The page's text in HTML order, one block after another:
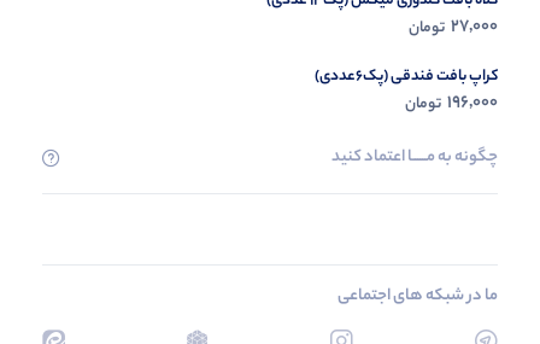
27,000 تومان
کراپ بافت فندقی (پک6عددی)
196,000 تومان
چگونه به مــــــا اعتماد کنید
ما در شبکه های اجتماعی